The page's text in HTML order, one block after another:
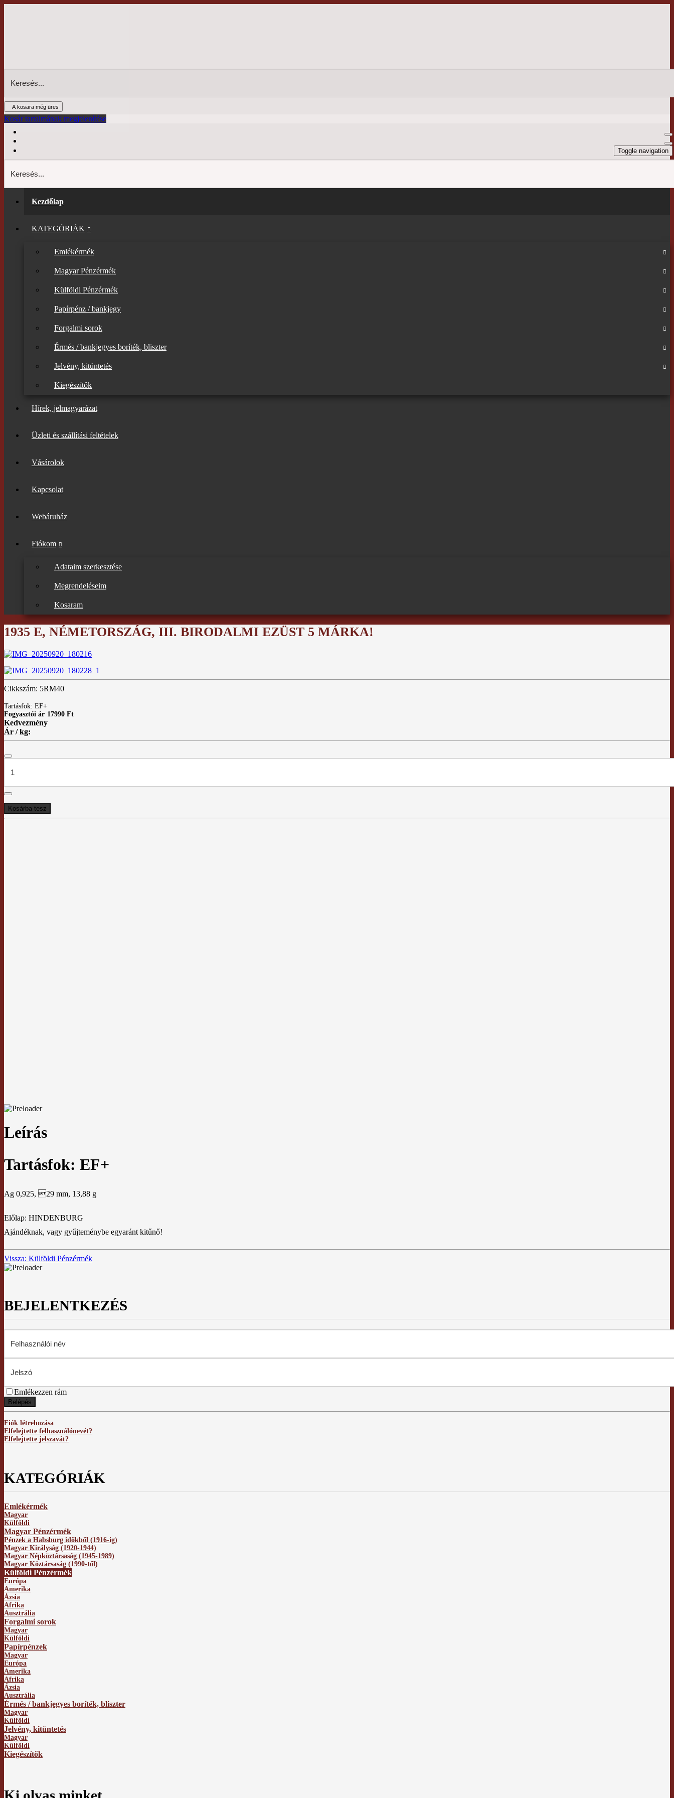
A kosara még üres
Kosár tartalmának megjelenítése
Toggle navigation
Kezdőlap
KATEGÓRIÁK
Emlékérmék
Magyar Pénzérmék
Külföldi Pénzérmék
Papírpénz / bankjegy
Forgalmi sorok
Érmés / bankjegyes boríték, bliszter
Jelvény, kitüntetés
Kiegészítők
Hírek, jelmagyarázat
Üzleti és szállítási feltételek
Vásárolok
Kapcsolat
Webáruház
Fiókom
Adataim szerkesztése
Megrendeléseim
Kosaram
1935 E, NÉMETORSZÁG, III. BIRODALMI EZÜST 5 MÁRKA!
Cikkszám: 5RM40
Tartásfok: EF+
Fogyasztói ár 17990 Ft
Kedvezmény
Ár / kg:
Leírás
Tartásfok: EF+
Ag 0,925, 29 mm, 13,88 g
Előlap: HINDENBURG
Ajándéknak, vagy gyűjteménybe egyaránt kitűnő!
Vissza: Külföldi Pénzérmék
BEJELENTKEZÉS
Emlékezzen rám
Belépés
Fiók létrehozása
Elfelejtette felhasználónevét?
Elfelejtette jelszavát?
KATEGÓRIÁK
Emlékérmék
Magyar
Külföldi
Magyar Pénzérmék
Pénzek a Habsburg időkből (1916-ig)
Magyar Királyság (1920-1944)
Magyar Népköztársaság (1945-1989)
Magyar Köztársaság (1990-től)
Külföldi Pénzérmék
Európa
Amerika
Ázsia
Afrika
Ausztrália
Forgalmi sorok
Magyar
Külföldi
Papírpénzek
Magyar
Európa
Amerika
Afrika
Ázsia
Ausztrália
Érmés / bankjegyes boríték, bliszter
Magyar
Külföldi
Jelvény, kitüntetés
Magyar
Külföldi
Kiegészítők